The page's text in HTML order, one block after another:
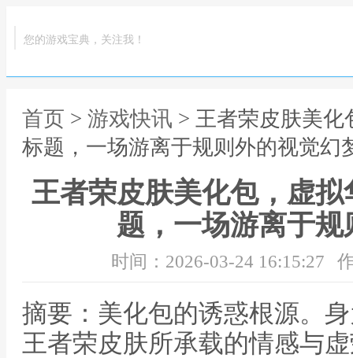
您的游戏宝典，关注我！
首页 > 游戏快讯 > 王者荣皮肤美
标题，一场游离于规则外的视觉幻
王者荣皮肤美化包，虚
题，一场游离于
时间：2026-03-24 16:15:27
摘要：美化包的诱惑根源。
王者荣皮肤所承载的情感与